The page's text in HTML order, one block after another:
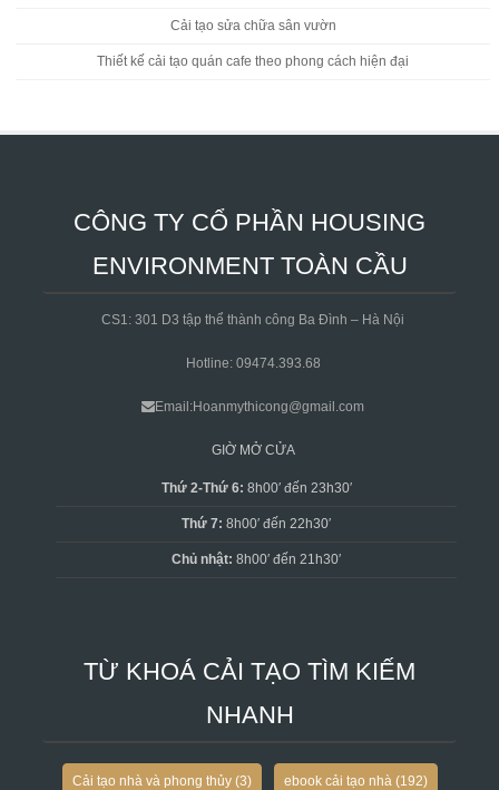
Cải tạo sửa chữa sân vườn
Thiết kế cải tạo quán cafe theo phong cách hiện đại
CÔNG TY CỔ PHẦN HOUSING
ENVIRONMENT TOÀN CẦU
CS1: 301 D3 tập thể thành công Ba Đình – Hà Nội
Hotline: 09474.393.68
Email:Hoanmythicong@gmail.com
GIỜ MỞ CỬA
Thứ 2-Thứ 6: 8h00′ đến 23h30′
Thứ 7: 8h00′ đến 22h30′
Chủ nhật: 8h00′ đến 21h30′
TỪ KHOÁ CẢI TẠO TÌM KIẾM
NHANH
Cải tạo nhà và phong thủy(3) ebook cải tạo nhà (192)